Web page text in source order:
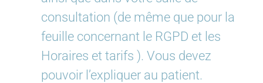
consultation (de même que pour la
feuille concernant le RGPD et les
Horaires et tarifs ). Vous devez
pouvoir l’expliquer au patient.